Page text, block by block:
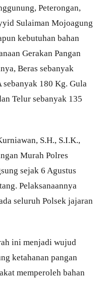
Peterongan,
Sulaiman Mojoagung
kebutuhan bahan
Gerakan Pangan
Beras sebanyak
180 Kg. Gula
Telur sebanyak 135
S.H., S.I.K.,
Murah Polres
sejak 6 Agustus
Pelaksanaannya
seluruh Polsek jajaran
ini menjadi wujud
ketahanan pangan
memperoleh bahan